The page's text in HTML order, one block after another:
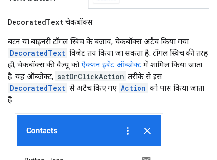
DecoratedText चेकबॉक्स
बटन या बाइनरी टॉगल स्विच के बजाय, चेकबॉक्स अटैच किया गया
DecoratedText विजेट तय किया जा सकता है. टॉगल स्विच की तरह
ही, चेकबॉक्स की वैल्यू को ऐक्शन इवेंट ऑब्जेक्ट में शामिल किया जाता
है. यह ऑब्जेक्ट, setOnClickAction तरीके से इस
DecoratedText से अटैच किए गए Action को पास किया जाता
है.